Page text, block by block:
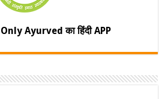
Ayurved का हिंदी APP